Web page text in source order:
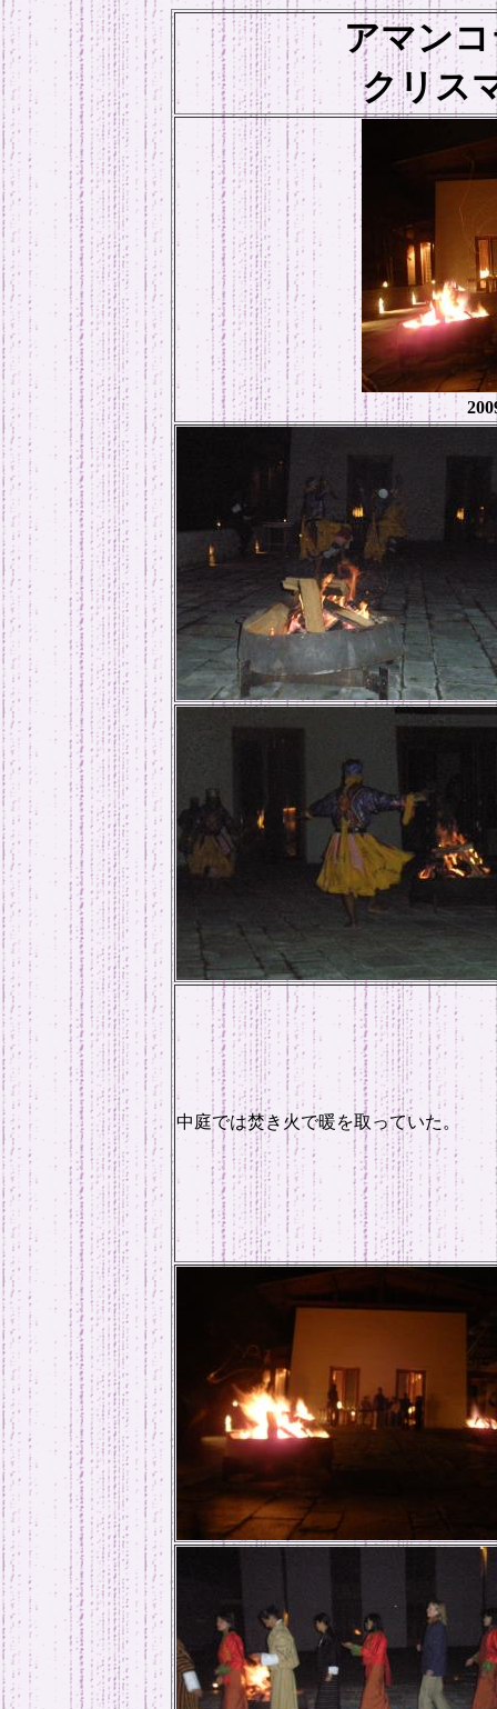
アマン
クリス
中庭では焚き火で暖を取っていた。